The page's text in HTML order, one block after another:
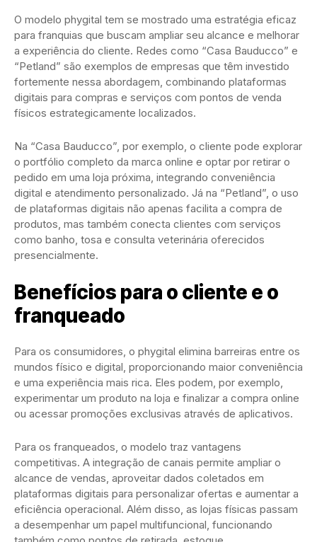
O modelo phygital tem se mostrado uma estratégia eficaz
para franquias que buscam ampliar seu alcance e melhorar
a experiência do cliente. Redes como “Casa Bauducco” e
“Petland” são exemplos de empresas que têm investido
fortemente nessa abordagem, combinando plataformas
digitais para compras e serviços com pontos de venda
físicos estrategicamente localizados.
Na “Casa Bauducco”, por exemplo, o cliente pode explorar
o portfólio completo da marca online e optar por retirar o
pedido em uma loja próxima, integrando conveniência
digital e atendimento personalizado. Já na “Petland”, o uso
de plataformas digitais não apenas facilita a compra de
produtos, mas também conecta clientes com serviços
como banho, tosa e consulta veterinária oferecidos
presencialmente.
Benefícios para o cliente e o
franqueado
Para os consumidores, o phygital elimina barreiras entre os
mundos físico e digital, proporcionando maior conveniência
e uma experiência mais rica. Eles podem, por exemplo,
experimentar um produto na loja e finalizar a compra online
ou acessar promoções exclusivas através de aplicativos.
Para os franqueados, o modelo traz vantagens
competitivas. A integração de canais permite ampliar o
alcance de vendas, aproveitar dados coletados em
plataformas digitais para personalizar ofertas e aumentar a
eficiência operacional. Além disso, as lojas físicas passam
a desempenhar um papel multifuncional, funcionando